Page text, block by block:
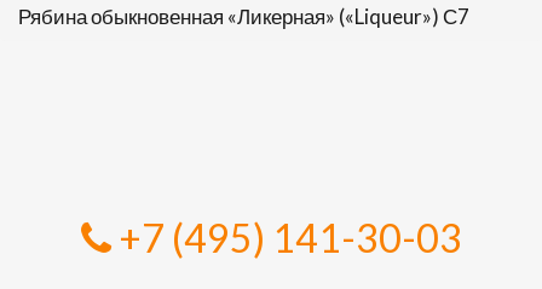
Рябина обыкновенная «Ликерная» («Liqueur») С7
+7 (495) 141-30-03